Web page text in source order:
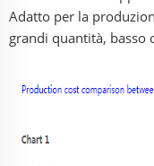
Adatto per la
grandi quantità, basso